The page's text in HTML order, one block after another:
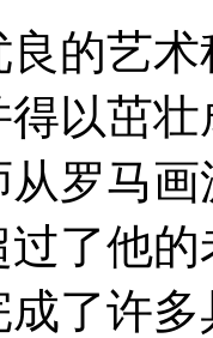
艺术
以茁
罗马
了他
了许